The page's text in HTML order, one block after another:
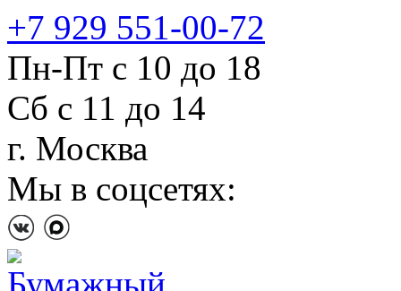
+7 929 551-00-72
Пн-Пт с 10 до 18
Сб с 11 до 14
г. Москва
Мы в соцсетях: